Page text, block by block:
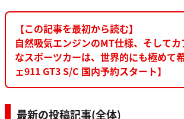
【この記事を最初から読む】
自然吸気エンジンのMT仕様、そして
なスポーツカーは、世界的にも極めて
ェ911 GT3 S/C 国内予約スタート】
最新の投稿記事(全体)